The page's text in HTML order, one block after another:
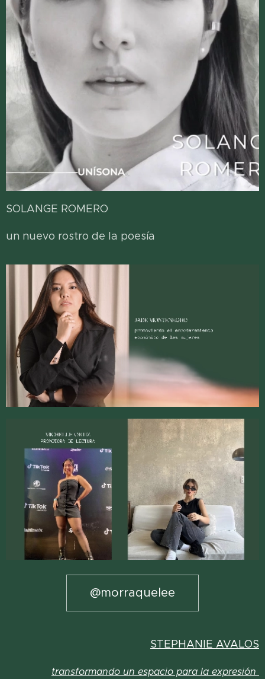
SOLANGE ROMERO
un nuevo rostro de la poesía
@morraquelee
STEPHANIE AVALOS
transformando un espacio para la expresión